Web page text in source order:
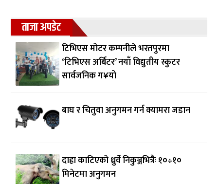
ताजा अपडेट
टिभिएस मोटर कम्पनीले भरतपुरमा
‘टिभिएस अर्बिटर’ नयाँ विद्युतीय स्कुटर
सार्वजनिक ग¥यो
बाघ र चितुवा अनुगमन गर्न क्यामरा जडान
दाह्रा काटिएको ध्रुर्वे निकुञ्जभित्रैः १०÷१०
मिनेटमा अनुगमन